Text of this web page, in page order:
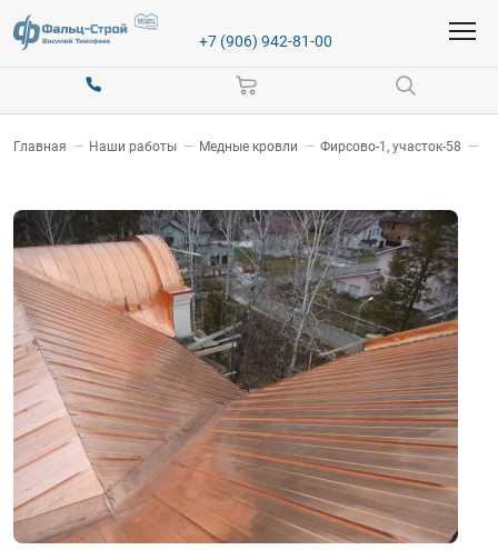
+7 (906) 942-81-00
Главная — Наши работы — Медные кровли — Фирсово-1, участок-58 —